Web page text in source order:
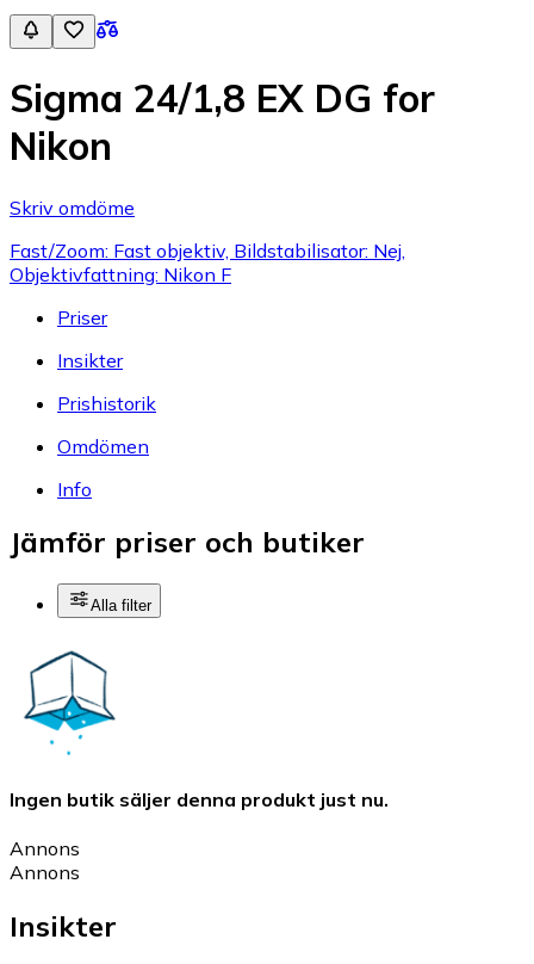
Sigma 24/1,8 EX DG for
Nikon
Skriv omdöme
Fast/Zoom: Fast objektiv, Bildstabilisator: Nej,
Objektivfattning: Nikon F
Priser
Insikter
Prishistorik
Omdömen
Info
Jämför priser och butiker
Alla filter
Ingen butik säljer denna produkt just nu.
Annons
Annons
Insikter